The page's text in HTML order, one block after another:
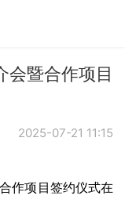
会暨合作项目
2025-07-21 11:15
作项目签约仪式在